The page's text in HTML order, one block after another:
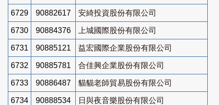
6729 90882617 安綺投資股份有限公司
6730 90884376 上城國際股份有限公司
6731 90885121 益宏國際企業股份有限公司
6732 90885781 合佳興企業股份有限公司
6733 90886487 貓貓老師貿易股份有限公司
6734 90888534 日與夜音樂股份有限公司